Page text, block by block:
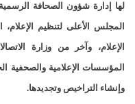
الإعلام، وآخر من وزارة
المؤسسات الإعلامية والصحفية
وإنشاء التراخيص وتجديدها.